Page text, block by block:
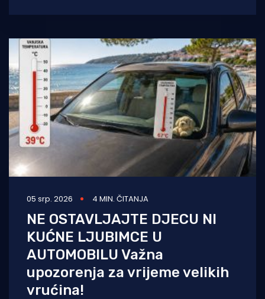
05 srp. 2026 4 MIN. ČITANJA
NE OSTAVLJAJTE DJECU NI
KUĆNE LJUBIMCE U
AUTOMOBILU Važna
upozorenja za vrijeme velikih
vrućina!